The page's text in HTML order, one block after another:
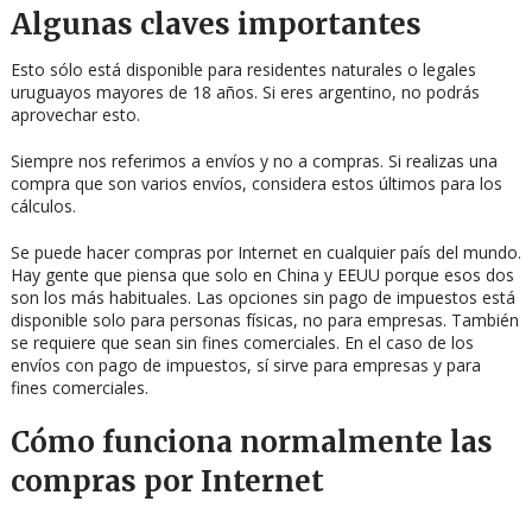
Algunas claves importantes
Esto sólo está disponible para residentes naturales o legales
uruguayos mayores de 18 años. Si eres argentino, no podrás
aprovechar esto.
Siempre nos referimos a envíos y no a compras. Si realizas una
compra que son varios envíos, considera estos últimos para los
cálculos.
Se puede hacer compras por Internet en cualquier país del mundo.
Hay gente que piensa que solo en China y EEUU porque esos dos
son los más habituales. Las opciones sin pago de impuestos está
disponible solo para personas físicas, no para empresas. También
se requiere que sean sin fines comerciales. En el caso de los
envíos con pago de impuestos, sí sirve para empresas y para
fines comerciales.
Cómo funciona normalmente las
compras por Internet